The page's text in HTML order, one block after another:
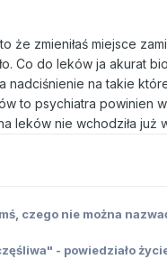
że zmieniłaś miejsce
Co do leków ja akurat
nadciśnienie na takie
to psychiatra powinien
leków nie wchodziła
czego nie można
- powiedziało